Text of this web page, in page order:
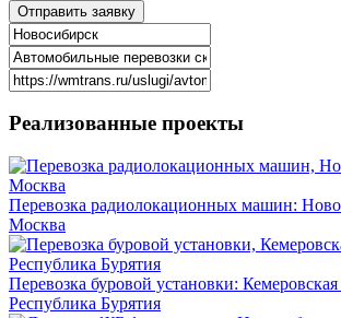
Реализованные проекты
Перевозка радиолокационных машин:
Москва
Перевозка буровой установки:
Республика Бурятия